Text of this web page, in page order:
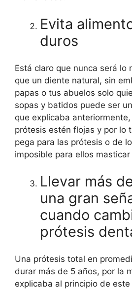
Evita
duros
Está claro que nunca será lo
que un diente natural, sin
papas o tus abuelos solo
sopas y batidos puede ser
que explicaba
prótesis estén flojas y por lo
pega para las prótesis o de
imposible para ellos masticar
Llevar más
una gran
cuando
prótesis
Una prótesis total en
durar más de 5 años, por la
explicaba al principio de